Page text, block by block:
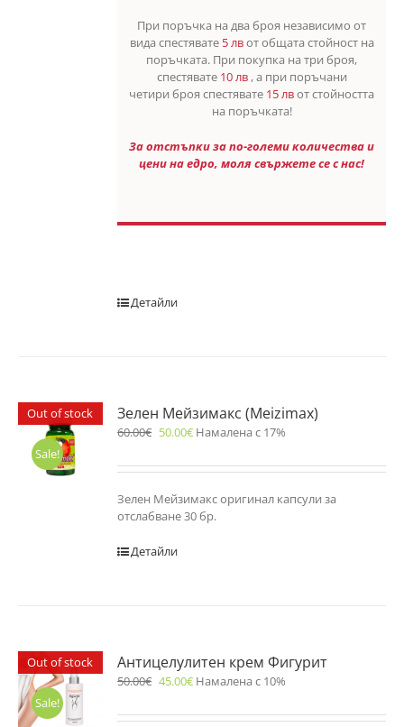
При поръчка на два броя независимо от
вида спестявате 5 лвот общата стойност на
поръчката. При покупка на три броя,
спестявате 10 лв , а при поръчани
четири броя спестявате 15 лвот стойността
на поръчката!
За отстъпки за по-големи количества и
цени на едро, моля свържете се с нас!
Детайли
Out of stock
Sale!
Зелен Мейзимакс (Meizimax)
60.00€ 50.00€ Намалена с 17%
Зелен Мейзимакс оригинал капсули за
отслабване 30 бр.
Детайли
Out of stock
Sale!
Антицелулитен крем Фигурит
50.00€ 45.00€ Намалена с 10%